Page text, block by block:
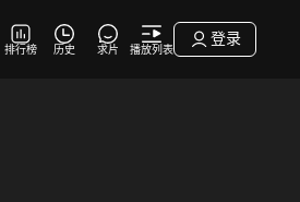
排行榜 历史 求片 播放列表
登录